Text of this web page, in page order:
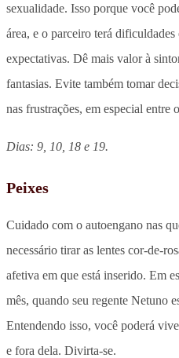
sexualidade. Isso porque você
área, e o parceiro terá dificuldades
expectativas. Dê mais valor à
fantasias. Evite também tomar
nas frustrações, em especial entre
Dias: 9, 10, 18 e 19.
Peixes
Cuidado com o autoengano nas
necessário tirar as lentes cor-de-
afetiva em que está inserido. Em
mês, quando seu regente Netuno
Entendendo isso, você poderá
e fora dela. Divirta-se.